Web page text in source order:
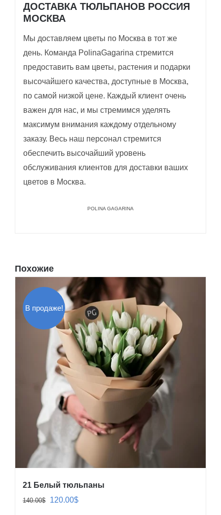
ДОСТАВКА ТЮЛЬПАНОВ РОССИЯ
МОСКВА
Мы доставляем цветы по Москва в тот же
день. Команда PolinaGagarina стремится
предоставить вам цветы, растения и подарки
высочайшего качества, доступные в Москва,
по самой низкой цене. Каждый клиент очень
важен для нас, и мы стремимся уделять
максимум внимания каждому отдельному
заказу. Весь наш персонал стремится
обеспечить высочайший уровень
обслуживания клиентов для доставки ваших
цветов в Москва.
POLINA GAGARINA
Похожие
В продаже!
21 Белый тюльпаны
140.00$
Первоначальная
120.00$Текущая